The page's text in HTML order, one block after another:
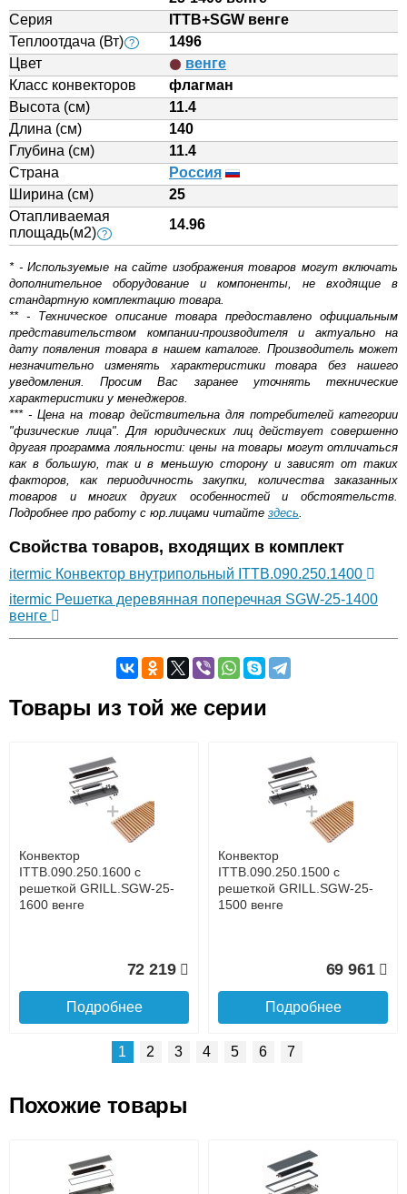
Серия
ITTB+SGW венге
Теплоотдача (Вт) ?
1496
Цвет
венге
Класс конвекторов
флагман
Высота (см)
11.4
Длина (см)
140
Глубина (см)
11.4
Страна
Россия
Ширина (см)
25
Отапливаемая
площадь(м2) ?
14.96
* - Используемые на сайте изображения товаров могут включать
дополнительное оборудование и компоненты, не входящие в
стандартную комплектацию товара.
** - Техническое описание товара предоставлено официальным
представительством компании-производителя и актуально на
дату появления товара в нашем каталоге. Производитель может
незначительно изменять характеристики товара без нашего
уведомления. Просим Вас заранее уточнять технические
характеристики у менеджеров.
*** - Цена на товар действительна для потребителей категории
"физические лица". Для юридических лиц действует совершенно
другая программа лояльности: цены на товары могут отличаться
как в большую, так и в меньшую сторону и зависят от таких
факторов, как периодичность закупки, количества заказанных
товаров и многих других особенностей и обстоятельств.
Подробнее про работу с юр.лицами читайте здесь.
Свойства товаров, входящих в комплект
itermic Конвектор внутрипольный ITTB.090.250.1400
itermic Решетка деревянная поперечная SGW-25-1400
венге
Оставьте отзыв
Доставка сантехники по Москве и Московской области
Наличный расчёт
Банковской картой на сайте в режиме реального
времени
Банковской картой при получении товара как при
доставке, так и самовывозом
Интернет-деньгами (Yandex-деньги, Web-money,
Qiwi-кошельки и другие).
Безналичный расчёт (возможно и с НДС)
подробнее...
Товары из той же серии
Конвектор
ITTB.090.250.1600 с
решеткой GRILL.SGW-25-
1600 венге
72 219
Подробнее
Конвектор
ITTB.090.250.1500 с
решеткой GRILL.SGW-25-
1500 венге
69 961
Подробнее
ITTB.090.250.1300 с
решеткой GRILL.SGW-25-
ITTB.090.250.1200 с
решеткой GRILL.SGW-25-
1 2 3 4 5 6 7
Похожие товары